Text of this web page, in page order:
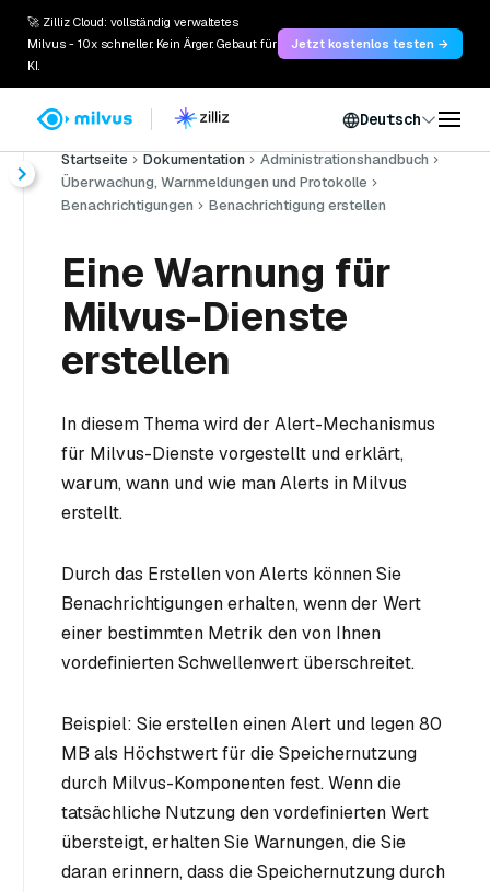
🚀 Zilliz Cloud: vollständig verwaltetes
Milvus - 10x schneller. Kein Ärger. Gebaut für
KI.
Jetzt kostenlos testen →
Deutsch
Startseite Dokumentation
Administrationshandbuch
Überwachung, Warnmeldungen und Protokolle
Benachrichtigungen
Benachrichtigung erstellen
Eine Warnung für
Milvus-Dienste
erstellen
In diesem Thema wird der Alert-Mechanismus
für Milvus-Dienste vorgestellt und erklärt,
warum, wann und wie man Alerts in Milvus
erstellt.
Durch das Erstellen von Alerts können Sie
Benachrichtigungen erhalten, wenn der Wert
einer bestimmten Metrik den von Ihnen
vordefinierten Schwellenwert überschreitet.
Beispiel: Sie erstellen einen Alert und legen 80
MB als Höchstwert für die Speichernutzung
durch Milvus-Komponenten fest. Wenn die
tatsächliche Nutzung den vordefinierten Wert
übersteigt, erhalten Sie Warnungen, die Sie
daran erinnern, dass die Speichernutzung durch